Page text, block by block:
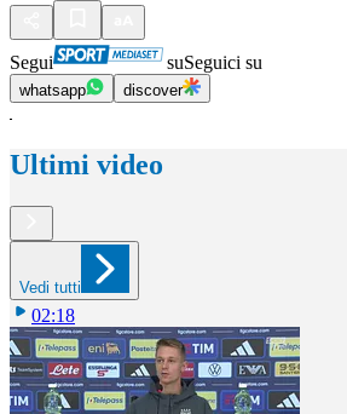
Segui suSeguici su
whatsapp discover
Ultimi video
Vedi tutti
02:18